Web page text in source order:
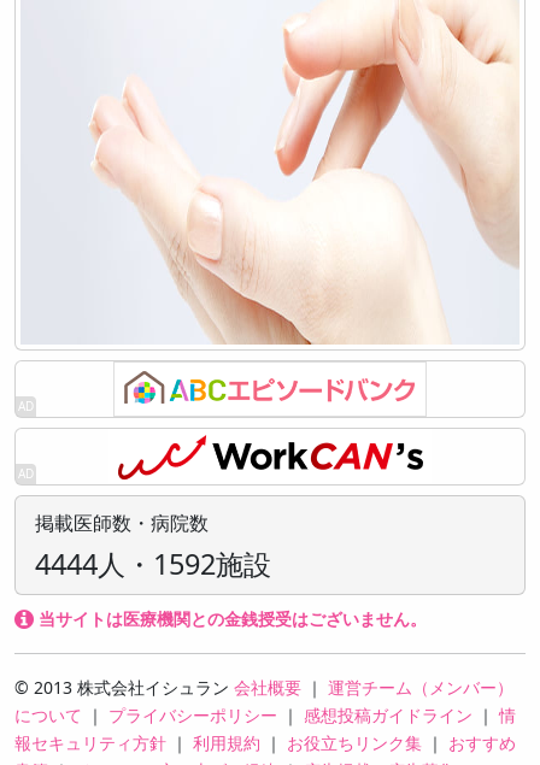
掲載医師数・病院数
4444人・1592施設
当サイトは医療機関との金銭授受はございません。
© 2013 株式会社イシュラン 会社概要 ｜ 運営チーム（メンバー）
について
｜ プライバシーポリシー ｜ 感想投稿ガイドライン ｜情
報セキュリティ方針 ｜ 利用規約 ｜ お役立ちリンク集 ｜ おすすめ